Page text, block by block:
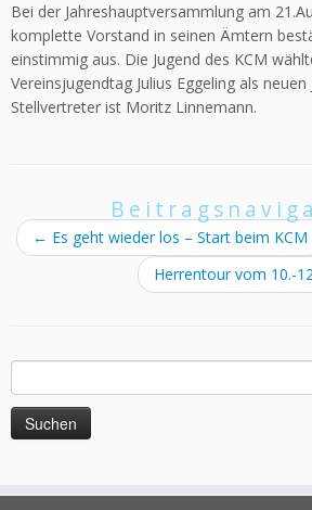
Bei der Jahreshauptversammlung am
komplette Vorstand in seinen Ämtern
einstimmig aus. Die Jugend des KCM
Vereinsjugendtag Julius Eggeling als
Stellvertreter ist Moritz Linnemann.
← Es geht wieder los – Start beim KCM
Herrentour vom 10.-
Suchen
nach: